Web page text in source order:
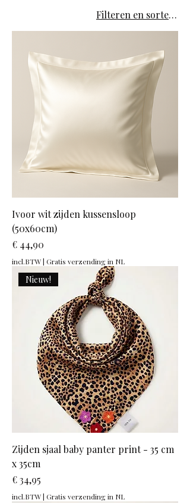
Filteren en sorteren
Ivoor wit zijden kussensloop
(50x60cm)
Prijs
€ 44,90
incl.BTW| Gratis verzending in NL
Nieuw!
Zijden sjaal baby panter print - 35 cm
x 35cm
Prijs
€ 34,95
incl.BTW| Gratis verzending in NL